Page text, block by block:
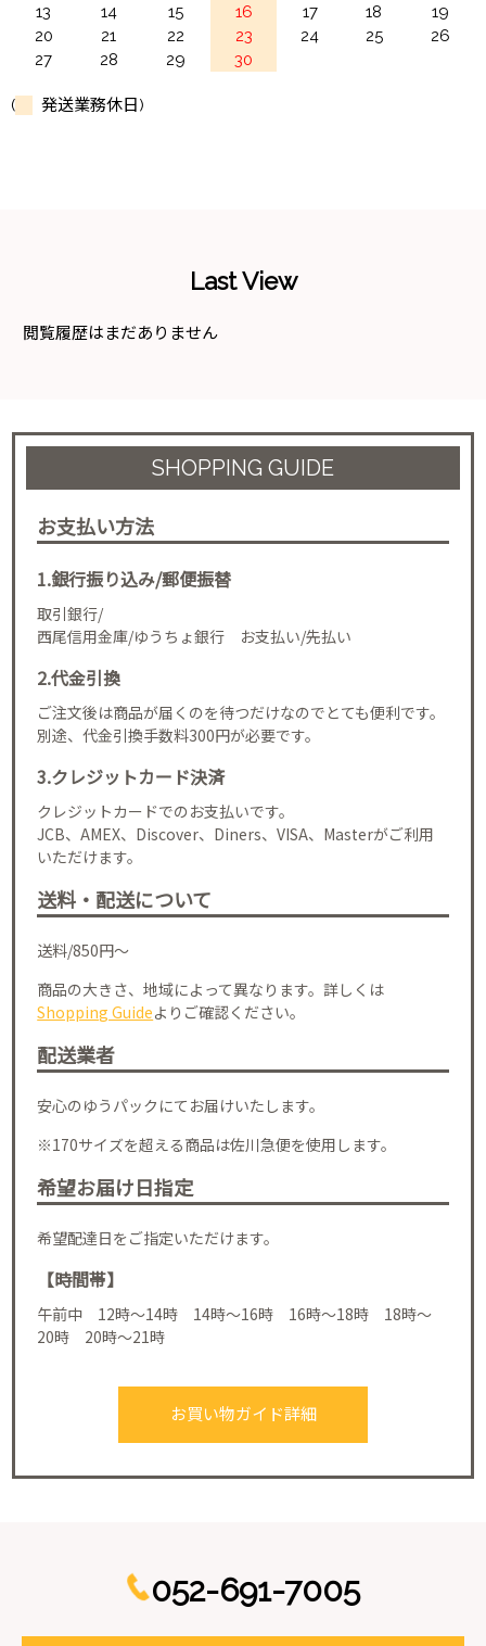
13
14 15 16 17 18
19
20
21 22 23 24 25
26
27
28 29 30
( 発送業務休日)
Last View
閲覧履歴はまだありません
SHOPPING GUIDE
お支払い方法
1.銀行振り込み/郵便振替
取引銀行/
西尾信用金庫/ゆうちょ銀行 お支払い/先払い
2.代金引換
ご注文後は商品が届くのを待つだけなのでとても便利です。
別途、代金引換手数料300円が必要です。
3.クレジットカード決済
クレジットカードでのお支払いです。
JCB、AMEX、Discover、Diners、VISA、Masterがご利用
いただけます。
送料・配送について
送料/850円～
商品の大きさ、地域によって異なります。詳しくは
Shopping Guideよりご確認ください。
配送業者
安心のゆうパックにてお届けいたします。
※170サイズを超える商品は佐川急便を使用します。
希望お届け日指定
希望配達日をご指定いただけます。
【時間帯】
午前中 12時～14時 14時～16時 16時～18時 18時～
20時 20時～21時
お買い物ガイド詳細
052-691-7005